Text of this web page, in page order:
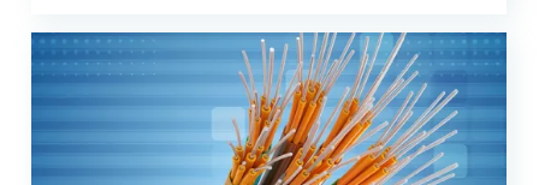
ländlichen
Raum